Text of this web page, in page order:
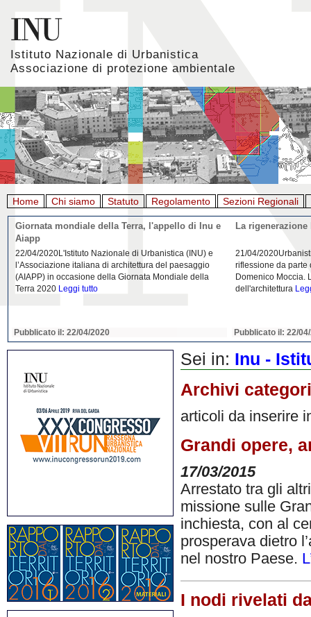
Istituto Nazionale di Urbanistica
Associazione di protezione ambientale
Home Chi siamo Statuto Regolamento Sezioni Regionali
Giornata mondiale della Terra, l'appello di Inu e
Aiapp
22/04/2020L'Istituto Nazionale di Urbanistica (INU) e
l’Associazione italiana di architettura del paesaggio
(AIAPP) in occasione della Giornata Mondiale della
Terra 2020 Leggi tutto
Pubblicato il: 22/04/2020
La
21/04/
riflessione da parte
Domenico Moccia.
dell'architettura
Pubblicato il: 22/
Sei in: Inu -
Archivi
articoli da inserire
Grandi opere,
17/03/2015
Arrestato tra gli
missione sulle
inchiesta, con al
prosperava dietro
nel nostro Paese.
I nodi rivelati